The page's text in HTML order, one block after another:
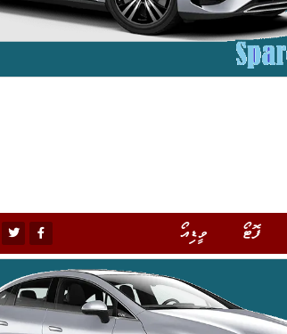
ފޮޓޯ ވީޑިއޯ